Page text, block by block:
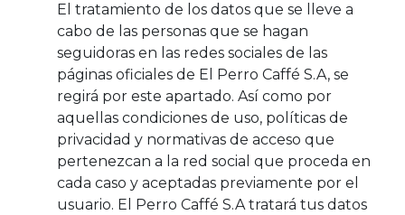
El tratamiento de los datos que se lleve a
cabo de las personas que se hagan
seguidoras en las redes sociales de las
páginas oficiales de El Perro Caffé S.A, se
regirá por este apartado. Así como por
aquellas condiciones de uso, políticas de
privacidad y normativas de acceso que
pertenezcan a la red social que proceda en
cada caso y aceptadas previamente por el
usuario. El Perro Caffé S.A tratará tus datos